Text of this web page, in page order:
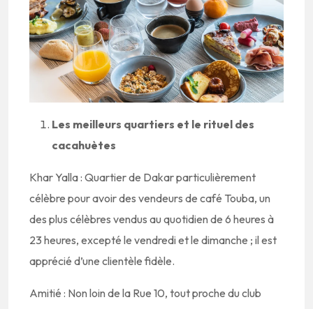
Les meilleurs quartiers et le rituel des
cacahuètes
Khar Yalla : Quartier de Dakar particulièrement
célèbre pour avoir des vendeurs de café Touba, un
des plus célèbres vendus au quotidien de 6 heures à
23 heures, excepté le vendredi et le dimanche ; il est
apprécié d’une clientèle fidèle.
Amitié : Non loin de la Rue 10, tout proche du club